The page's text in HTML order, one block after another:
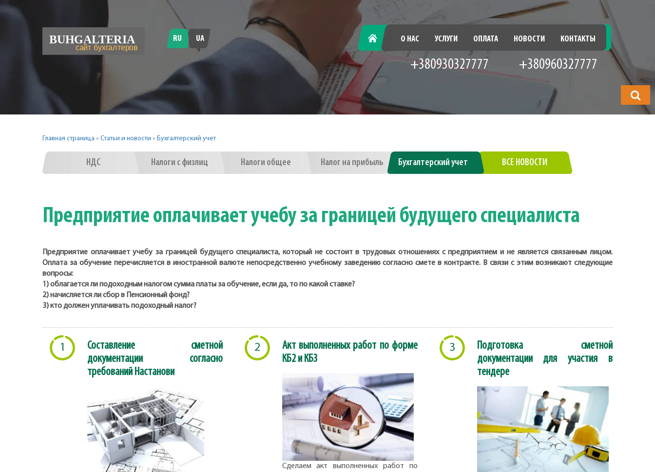
будете
RU UA ГЛАВНАЯ О НАС УСЛУГИ ОПЛАТА НОВОСТИ КОНТАКТЫ
+380930327777 +380960327777
Главная страница » Статьи и новости » Бухгалтерский учет
НДС Налоги с физлиц Налоги общее Налог на прибыль Бухгалтерский учет ВСЕ НОВОСТИ
Предприятие оплачивает учебу за границей будущего специалиста
Предприятие оплачивает учебу за границей будущего специалиста, который не состоит в трудовых отношениях с предприятием и не является связанным лицом.
Оплата за обучение перечисляется в иностранной валюте непосредственно учебному заведению согласно смете в контракте. В связи с этим возникают следующие
вопросы:
1) облагается ли подоходным налогом сумма платы за обучение, если да, то по какой ставке?
2) начисляется ли сбор в Пенсионный фонд?
3) кто должен уплачивать подоходный налог?
1
Составление сметной
документации согласно
требований Настанови
2
Акт выполненных работ по форме
КБ2 и КБ3
Сделаем акт выполненных работ по
3
Подготовка сметной
документации для участия в
тендере